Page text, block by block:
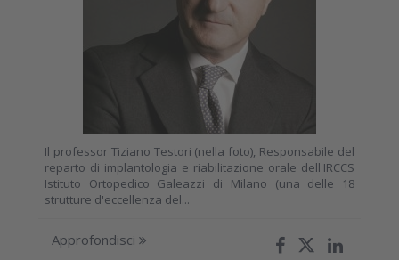
Il professor Tiziano Testori (nella foto), Responsabile del
reparto di implantologia e riabilitazione orale dell'IRCCS
Istituto Ortopedico Galeazzi di Milano (una delle 18
strutture d'eccellenza del...
Approfondisci